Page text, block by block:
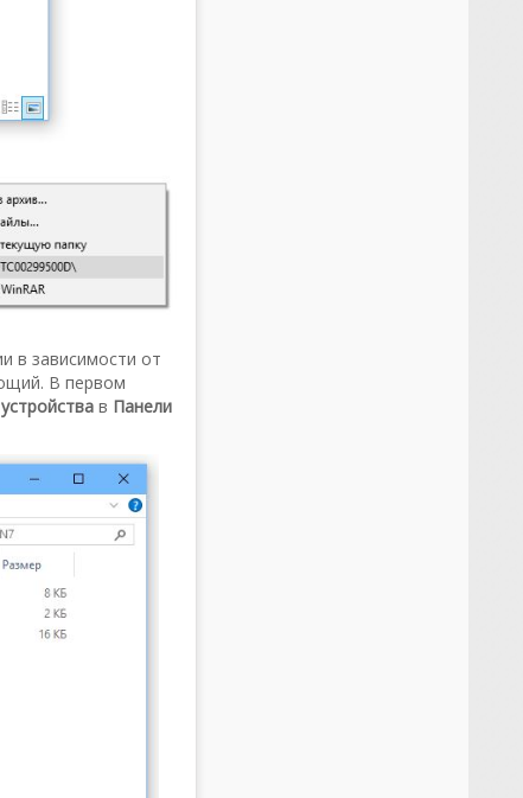
в зависимости от
В первом
в Панели